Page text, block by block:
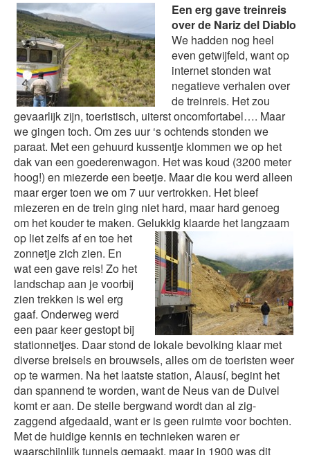
Een erg gave treinreis
over de Nariz del Diablo
We hadden nog heel
even getwijfeld, want op
internet stonden wat
negatieve verhalen over
de treinreis. Het zou
gevaarlijk zijn, toeristisch, uiterst oncomfortabel…. Maar
we gingen toch. Om zes uur ‘s ochtends stonden we
paraat. Met een gehuurd kussentje klommen we op het
dak van een goederenwagon. Het was koud (3200 meter
hoog!) en miezerde een beetje. Maar die kou werd alleen
maar erger toen we om 7 uur vertrokken. Het bleef
miezeren en de trein ging niet hard, maar hard genoeg
om het kouder te maken. Gelukkig klaarde het langzaam
op liet zelfs af en toe het
zonnetje zich zien. En
wat een gave reis! Zo het
landschap aan je voorbij
zien trekken is wel erg
gaaf. Onderweg werd
een paar keer gestopt bij
stationnetjes. Daar stond de lokale bevolking klaar met
diverse breisels en brouwsels, alles om de toeristen weer
op te warmen. Na het laatste station, Alausí, begint het
dan spannend te worden, want de Neus van de Duivel
komt er aan. De steile bergwand wordt dan al zig-
zaggend afgedaald, want er is geen ruimte voor bochten.
Met de huidige kennis en technieken waren er
waarschijnlijk tunnels gemaakt, maar in 1900 was dit